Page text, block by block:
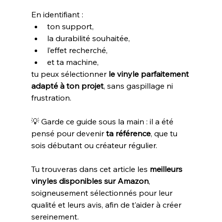
En identifiant :
ton support,
la durabilité souhaitée,
l’effet recherché,
et ta machine,
tu peux sélectionner le vinyle parfaitement
adapté à ton projet, sans gaspillage ni
frustration.
💡 Garde ce guide sous la main : il a été
pensé pour devenir ta référence, que tu
sois débutant ou créateur régulier.
Tu trouveras dans cet article les meilleurs
vinyles disponibles sur Amazon,
soigneusement sélectionnés pour leur
qualité et leurs avis, afin de t’aider à créer
sereinement.